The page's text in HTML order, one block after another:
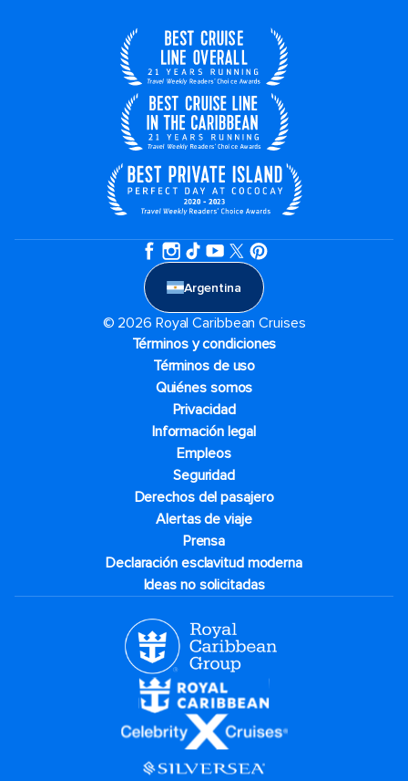
Argentina
© 2026 Royal Caribbean Cruises
Términos y condiciones
Términos de uso
Quiénes somos
Privacidad
Información legal
Empleos
Seguridad
Derechos del pasajero
Alertas de viaje
Prensa
Declaración esclavitud moderna
Ideas no solicitadas